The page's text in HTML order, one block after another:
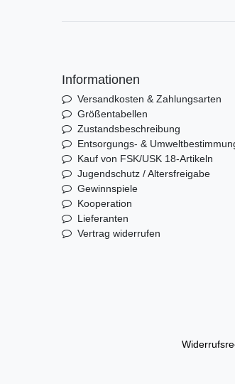
Informationen
Versandkosten & Zahlungsarten
Größentabellen
Zustandsbeschreibung
Entsorgungs- &
Kauf von FSK/USK 18-Artikeln
Jugendschutz / Altersfreigabe
Gewinnspiele
Kooperation
Lieferanten
Vertrag widerrufen